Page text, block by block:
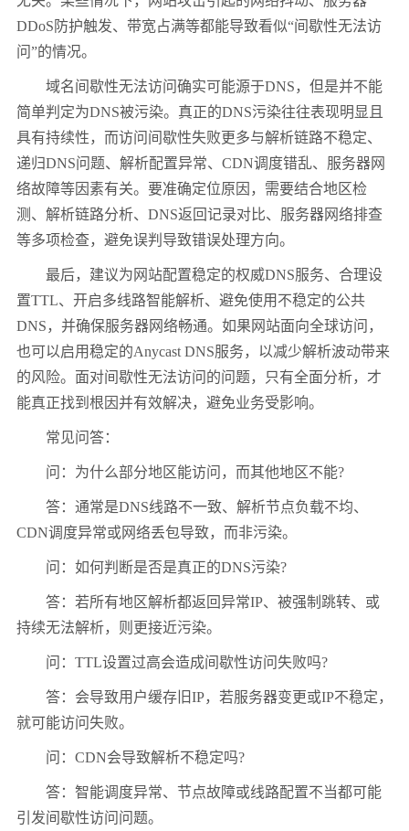
DDoS防护触发、带宽占满等都能导致看似“间歇性无法访
问”的情况。
域名间歇性无法访问确实可能源于DNS，但是并不能
简单判定为DNS被污染。真正的DNS污染往往表现明显且
具有持续性，而访问间歇性失败更多与解析链路不稳定、
递归DNS问题、解析配置异常、CDN调度错乱、服务器网
络故障等因素有关。要准确定位原因，需要结合地区检
测、解析链路分析、DNS返回记录对比、服务器网络排查
等多项检查，避免误判导致错误处理方向。
最后，建议为网站配置稳定的权威DNS服务、合理设
置TTL、开启多线路智能解析、避免使用不稳定的公共
DNS，并确保服务器网络畅通。如果网站面向全球访问，
也可以启用稳定的Anycast DNS服务，以减少解析波动带来
的风险。面对间歇性无法访问的问题，只有全面分析，才
能真正找到根因并有效解决，避免业务受影响。
常见问答：
问：为什么部分地区能访问，而其他地区不能?
答：通常是DNS线路不一致、解析节点负载不均、
CDN调度异常或网络丢包导致，而非污染。
问：如何判断是否是真正的DNS污染?
答：若所有地区解析都返回异常IP、被强制跳转、或
持续无法解析，则更接近污染。
问：TTL设置过高会造成间歇性访问失败吗?
答：会导致用户缓存旧IP，若服务器变更或IP不稳定，
就可能访问失败。
问：CDN会导致解析不稳定吗?
答：智能调度异常、节点故障或线路配置不当都可能
引发间歇性访问问题。